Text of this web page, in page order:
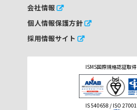
会社情報
個人情報保護方針
採用情報サイト
ISMS国際規格認証取得
IS 540658 / ISO 27001